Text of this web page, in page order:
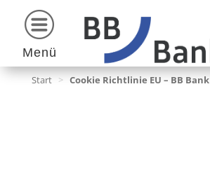
Menü
Start > Cookie Richtlinie EU – BB Bank